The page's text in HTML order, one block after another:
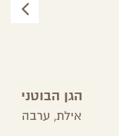
הגן הבוטני
אילתאילת, ערבה